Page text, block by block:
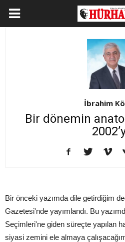
İbrahim
Bir dönemin
Bir önceki yazımda dile getirdiğim
Gazetesi'nde yayımlandı. Bu
Seçimleri'ne giden süreçte yapılan
siyasi zemini ele almaya